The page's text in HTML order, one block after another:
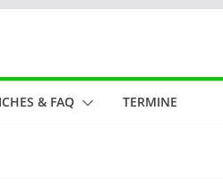
& FAQ TERMINE